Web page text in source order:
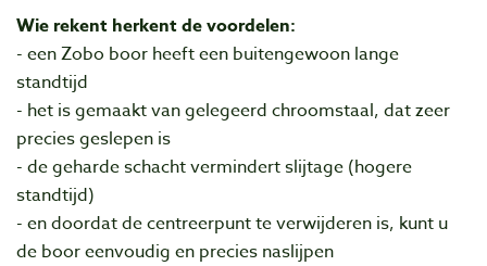
Wie rekent herkent de voordelen:
- een Zobo boor heeft een buitengewoon lange
standtijd
- het is gemaakt van gelegeerd chroomstaal, dat zeer
precies geslepen is
- de geharde schacht vermindert slijtage (hogere
standtijd)
- en doordat de centreerpunt te verwijderen is, kunt u
de boor eenvoudig en precies naslijpen